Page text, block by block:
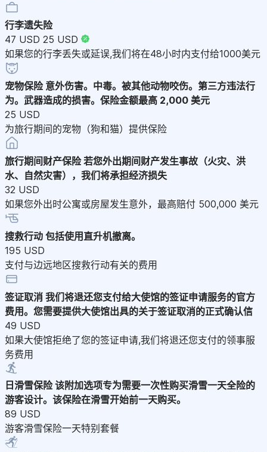
行李遗失险
47 USD 25 USD
如果您的行李丢失或延误,我们将在48小时内支付给1000美元
宠物保险 意外伤害。中毒。被其他动物咬伤。第三方违法行
为。武器造成的损害。保险金额最高 2,000 美元
25 USD
为旅行期间的宠物（狗和猫）提供保险
旅行期间财产保险 若您外出期间财产发生事故（火灾、洪
水、自然灾害），我们将承担经济损失
32 USD
如果您外出时公寓或房屋发生意外，最高赔付 500,000 美元
搜救行动 包括使用直升机撤离。
195 USD
支付与边远地区搜救行动有关的费用
签证取消 我们将退还您支付给大使馆的签证申请服务的官方
费用。您需要提供大使馆出具的关于签证取消的正式确认信
49 USD
如果大使馆拒绝了您的签证申请,我们将退还您支付的领事服
务费用
日滑雪保险 该附加选项专为需要一次性购买滑雪一天全险的
游客设计。该保险在滑雪开始前一天购买。
89 USD
游客滑雪保险一天特别套餐